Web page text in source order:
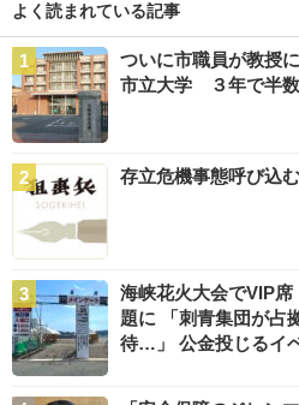
よく読まれている記事
ついに市職員が教授
市立大学 ３年で半
存立危機事態呼び込
海峡花火大会でVIP
題に 「刺青集団が占
待…」 公金投じるイ